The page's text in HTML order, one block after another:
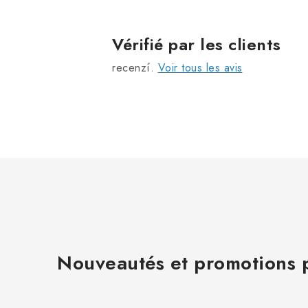
Vérifié par les clients
recenzí. Voir tous les avis
Nouveautés et promotions